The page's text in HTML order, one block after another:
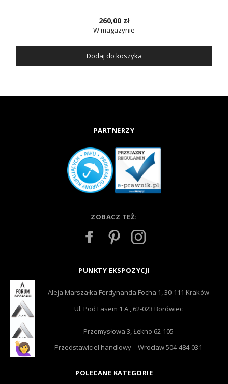
260,00 zł
W magazynie
Dodaj do koszyka
PARTNERZY
ZOBACZ TEŻ:
PUNKTY EKSPOZYCJI
Aleja Marszałka Ferdynanda Focha 1, 30-111 Kraków
Ul. Pod Lasem 1 A , 62-023 Borówiec
Przemysłowa 3, Łękno 62-105
Przedstawiciel handlowy – Wrocław 504-484-031
POLECANE KATEGORIE